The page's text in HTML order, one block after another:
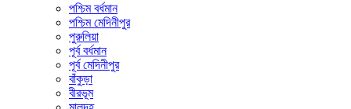
পশ্চিম বর্ধমান
পশ্চিম মেদিনীপুর
পুরুলিয়া
পূর্ব বর্ধমান
পূর্ব মেদিনীপুর
বাঁকুড়া
বীরভূম